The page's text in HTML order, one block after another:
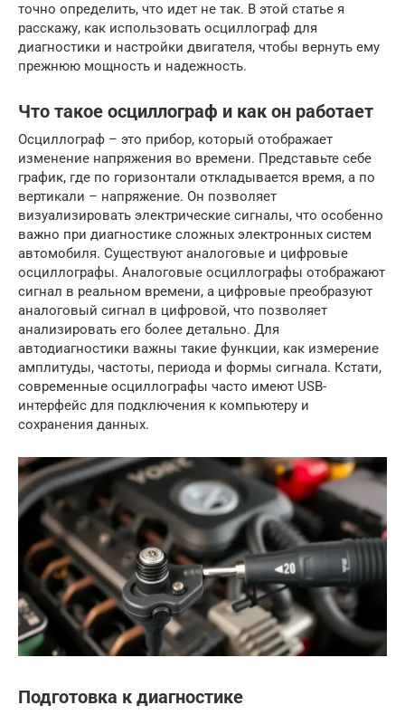
точно определить, что идет не так. В этой статье я
расскажу, как использовать осциллограф для
диагностики и настройки двигателя, чтобы вернуть ему
прежнюю мощность и надежность.
Что такое осциллограф и как он работает
Осциллограф – это прибор, который отображает
изменение напряжения во времени. Представьте себе
график, где по горизонтали откладывается время, а по
вертикали – напряжение. Он позволяет
визуализировать электрические сигналы, что особенно
важно при диагностике сложных электронных систем
автомобиля. Существуют аналоговые и цифровые
осциллографы. Аналоговые осциллографы отображают
сигнал в реальном времени, а цифровые преобразуют
аналоговый сигнал в цифровой, что позволяет
анализировать его более детально. Для
автодиагностики важны такие функции, как измерение
амплитуды, частоты, периода и формы сигнала. Кстати,
современные осциллографы часто имеют USB-
интерфейс для подключения к компьютеру и
сохранения данных.
Подготовка к диагностике